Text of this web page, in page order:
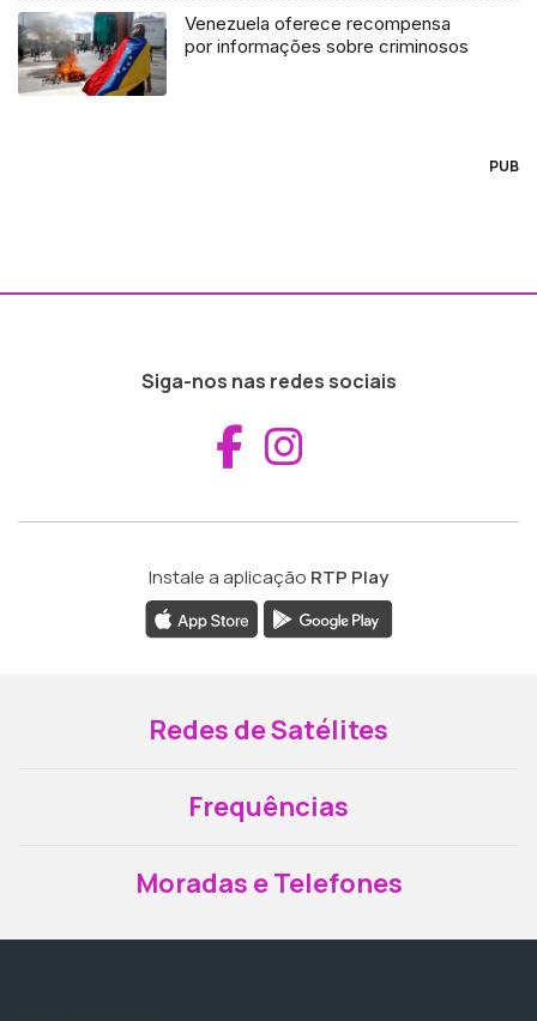
Venezuela oferece recompensa
por informações sobre criminosos
PUB
Siga-nos nas redes sociais
Aceder ao
Instale a aplicação RTP Play
Redes de Satélites
Frequências
Moradas e Telefones